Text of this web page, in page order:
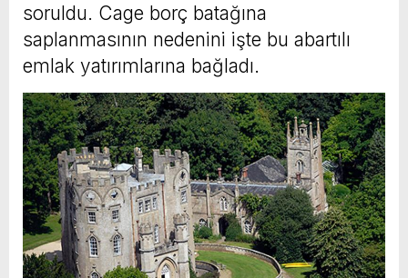
soruldu. Cage borç batağına
saplanmasının nedenini işte bu abartılı
emlak yatırımlarına bağladı.